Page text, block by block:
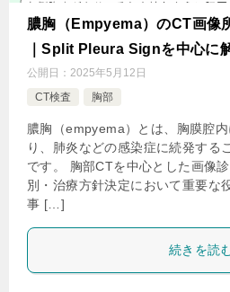
膿胸（Empyema）のCT画像
｜Split Pleura Signを中心に
公開日： 2025年5月12日
CT検査
胸部
膿胸（empyema）とは、胸膜腔
り、肺炎などの感染症に続発する
です。 胸部CTを中心とした画像
別・治療方針決定において重要な
事 […]
続きを読